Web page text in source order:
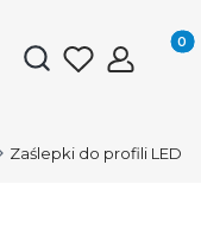
Otwórz
Zaślepki do profili LED